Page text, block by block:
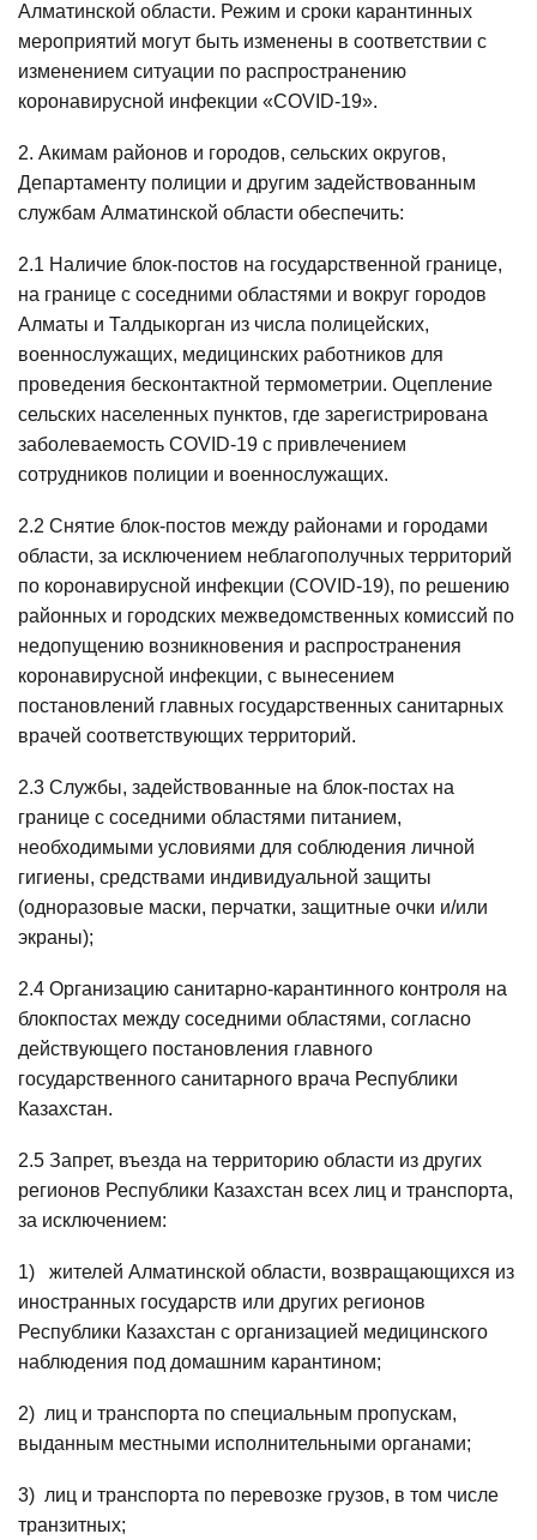
Алматинской области. Режим и сроки карантинных
мероприятий могут быть изменены в соответствии с
изменением ситуации по распространению
коронавирусной инфекции «COVID-19».
2. Акимам районов и городов, сельских округов,
Департаменту полиции и другим задействованным
службам Алматинской области обеспечить:
2.1 Наличие блок-постов на государственной границе,
на границе с соседними областями и вокруг городов
Алматы и Талдыкорган из числа полицейских,
военнослужащих, медицинских работников для
проведения бесконтактной термометрии. Оцепление
сельских населенных пунктов, где зарегистрирована
заболеваемость COVID-19 c привлечением
сотрудников полиции и военнослужащих.
2.2 Снятие блок-постов между районами и городами
области, за исключением неблагополучных территорий
по коронавирусной инфекции (COVID-19), по решению
районных и городских межведомственных комиссий по
недопущению возникновения и распространения
коронавирусной инфекции, с вынесением
постановлений главных государственных санитарных
врачей соответствующих территорий.
2.3 Службы, задействованные на блок-постах на
границе с соседними областями питанием,
необходимыми условиями для соблюдения личной
гигиены, средствами индивидуальной защиты
(одноразовые маски, перчатки, защитные очки и/или
экраны);
2.4 Организацию санитарно-карантинного контроля на
блокпостах между соседними областями, согласно
действующего постановления главного
государственного санитарного врача Республики
Казахстан.
2.5 Запрет, въезда на территорию области из других
регионов Республики Казахстан всех лиц и транспорта,
за исключением:
1) жителей Алматинской области, возвращающихся из
иностранных государств или других регионов
Республики Казахстан с организацией медицинского
наблюдения под домашним карантином;
2) лиц и транспорта по специальным пропускам,
выданным местными исполнительными органами;
3) лиц и транспорта по перевозке грузов, в том числе
транзитных;